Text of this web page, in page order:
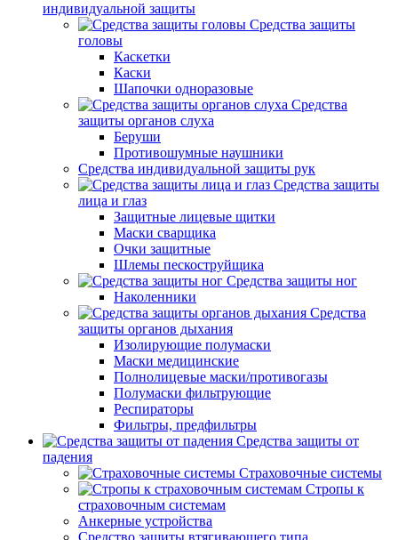
индивидуальной защиты
Средства защиты
головы
Каскетки
Каски
Шапочки одноразовые
Средства
защиты органов слуха
Беруши
Противошумные наушники
Средства индивидуальной защиты рук
Средства защиты
лица и глаз
Защитные лицевые щитки
Маски сварщика
Очки защитные
Шлемы пескоструйщика
Средства защиты ног
Наколенники
Средства
защиты органов дыхания
Изолирующие полумаски
Маски медицинские
Полнолицевые маски/противогазы
Полумаски фильтрующие
Респираторы
Фильтры, предфильтры
Средства защиты от
падения
Страховочные системы
Стропы к
страховочным системам
Анкерные устройства
Средство защиты втягивающего типа